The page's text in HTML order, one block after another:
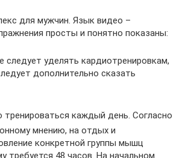
для мужчин. Язык видео –
просты и понятно показаны:
следует уделять кардиотренировкам,
дополнительно сказать
тренироваться каждый день. Согласно
мнению, на отдых и
конкретной группы мышц
требуется 48 часов. На начальном